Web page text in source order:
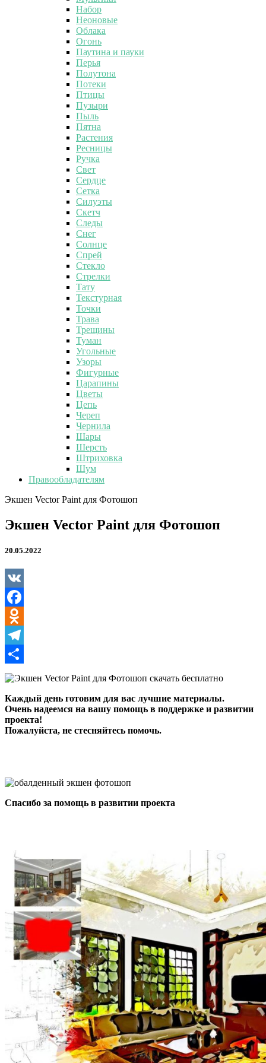
Набор
Неоновые
Облака
Огонь
Паутина и пауки
Перья
Полутона
Потеки
Птицы
Пузыри
Пыль
Пятна
Растения
Ресницы
Ручка
Свет
Сердце
Сетка
Силуэты
Скетч
Следы
Снег
Солнце
Спрей
Стекло
Стрелки
Тату
Текстурная
Точки
Трава
Трещины
Туман
Угольные
Узоры
Фигурные
Царапины
Цветы
Цепь
Череп
Чернила
Шары
Шерсть
Штриховка
Шум
Правообладателям
Экшен Vector Paint для Фотошоп
Экшен Vector Paint для Фотошоп
20.05.2022
VK
Facebook
Odnoklassniki
Telegram
Отправить
Каждый день готовим для вас лучшие материалы.
Очень надеемся на вашу помощь в поддержке и развитии
проекта!
Пожалуйста, не стесняйтесь помочь.
Спасибо за помощь в развитии проекта